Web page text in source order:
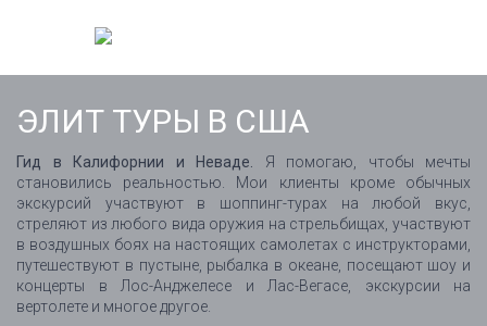
ЭЛИТ ТУРЫ В США
Гид в Калифорнии и Неваде.
Я помогаю, чтобы мечты
становились реальностью. Мои клиенты кроме обычных
экскурсий участвуют в шоппинг-турах на любой вкус,
стреляют из любого вида оружия на стрельбищах, участвуют
в воздушных боях на настоящих самолетах с инструкторами,
путешествуют в пустыне, рыбалка в океане, посещают шоу и
концерты в Лос-Анджелесе и Лас-Вегасе, экскурсии на
вертолете и многое другое.